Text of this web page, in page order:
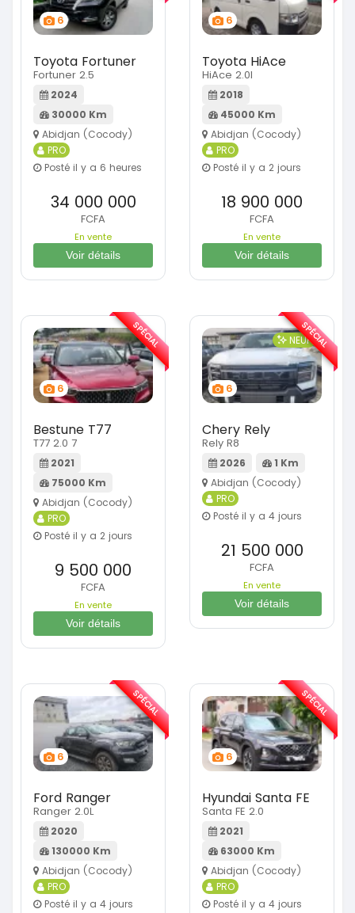
6
Toyota Fortuner
Fortuner 2.5
2024
30000 Km
Abidjan (Cocody)
PRO
Posté il y a 6 heures
34 000 000
FCFA
En vente
Voir détails
6
Toyota HiAce
HiAce 2.0l
2018
45000 Km
Abidjan (Cocody)
PRO
Posté il y a 2 jours
18 900 000
FCFA
En vente
Voir détails
6
Bestune T77
T77 2.0 7
2021
75000 Km
Abidjan (Cocody)
PRO
Posté il y a 2 jours
9 500 000
FCFA
En vente
Voir détails
SPÉCIAL
6
NEUF
Chery Rely
Rely R8
2026
1 Km
Abidjan (Cocody)
PRO
Posté il y a 4 jours
21 500 000
FCFA
En vente
Voir détails
SPÉCIAL
6
Ford Ranger
Ranger 2.0L
2020
130000 Km
Abidjan (Cocody)
PRO
Posté il y a 4 jours
SPÉCIAL
6
Hyundai Santa FE
Santa FE 2.0
2021
63000 Km
Abidjan (Cocody)
PRO
Posté il y a 4 jours
SPÉCIAL